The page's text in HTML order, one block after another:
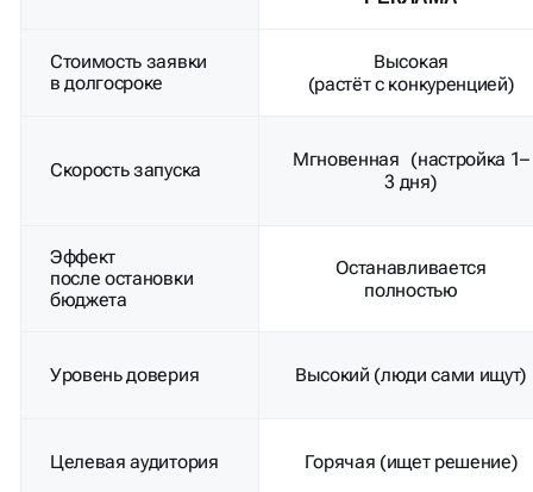
Стоимость заявки
в долгосроке
Высокая
(растёт с конкуренцией)
Скорость запуска
Мгновенная (настройка 1–
3 дня)
Эффект
после остановки
бюджета
Останавливается
полностью
Уровень доверия Высокий (люди сами ищут)
Целевая аудитория Горячая (ищет решение)